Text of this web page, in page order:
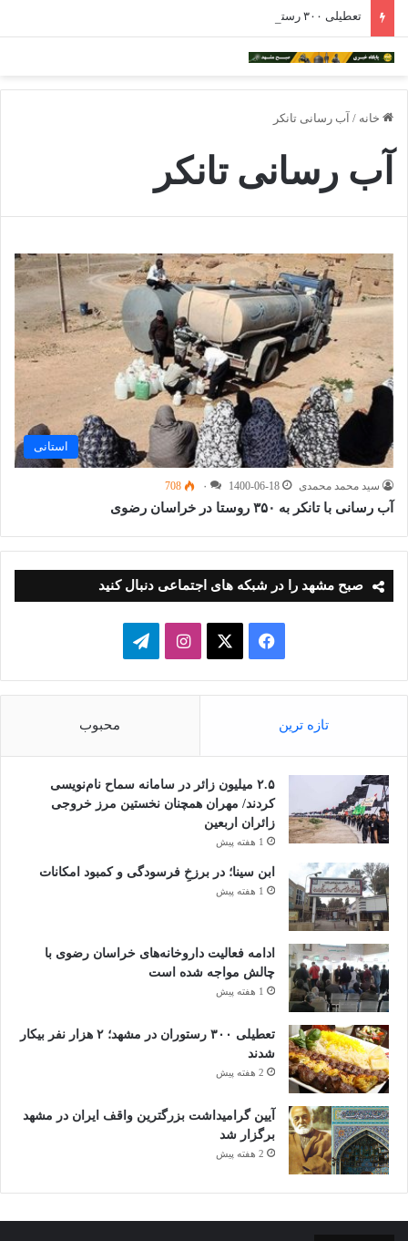
تعطیلی ۳۰۰ رستوران در مشهد؛ ۲ هزار نفر بیکار شدند
خانه / آب رسانی تانکر
آب رسانی تانکر
استانی
سید محمد محمدی 1400-06-18 ۰ 708
آب رسانی با تانکر به ۳۵۰ روستا در خراسان رضوی
صبح مشهد را در شبکه های اجتماعی دنبال کنید
فیسبوک ایکساینستاگرامتلگرام
تازه ترین محبوب
۲.۵ میلیون زائر در سامانه سماح نام‌نویسی
کردند/ مهران همچنان نخستین مرز خروجی
زائران اربعین
1 هفته پیش
ابن سینا؛ در برزخِ فرسودگی و کمبود امکانات
1 هفته پیش
ادامه فعالیت داروخانه‌های خراسان رضوی با
چالش مواجه شده است
1 هفته پیش
تعطیلی ۳۰۰ رستوران در مشهد؛ ۲ هزار نفر بیکار
شدند
2 هفته پیش
آیین گرامیداشت بزرگترین واقف ایران در مشهد
برگزار شد
2 هفته پیش